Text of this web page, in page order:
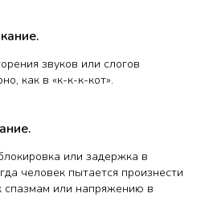
звуков или слогов
как в «к-к-к-кот».
или задержка в
человек пытается произнести
спазмам или напряжению в